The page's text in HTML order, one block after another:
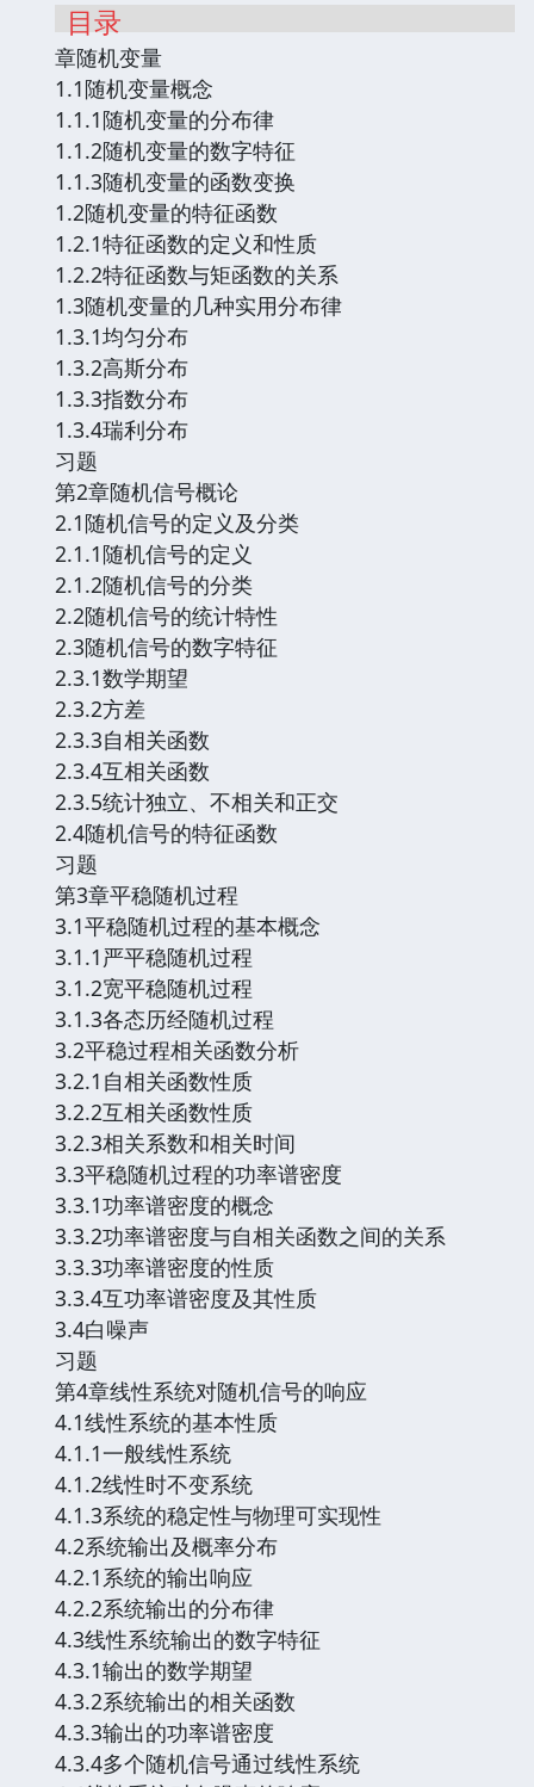
目录
章随机变量
1.1随机变量概念
1.1.1随机变量的分布律
1.1.2随机变量的数字特征
1.1.3随机变量的函数变换
1.2随机变量的特征函数
1.2.1特征函数的定义和性质
1.2.2特征函数与矩函数的关系
1.3随机变量的几种实用分布律
1.3.1均匀分布
1.3.2高斯分布
1.3.3指数分布
1.3.4瑞利分布
习题
第2章随机信号概论
2.1随机信号的定义及分类
2.1.1随机信号的定义
2.1.2随机信号的分类
2.2随机信号的统计特性
2.3随机信号的数字特征
2.3.1数学期望
2.3.2方差
2.3.3自相关函数
2.3.4互相关函数
2.3.5统计独立、不相关和正交
2.4随机信号的特征函数
习题
第3章平稳随机过程
3.1平稳随机过程的基本概念
3.1.1严平稳随机过程
3.1.2宽平稳随机过程
3.1.3各态历经随机过程
3.2平稳过程相关函数分析
3.2.1自相关函数性质
3.2.2互相关函数性质
3.2.3相关系数和相关时间
3.3平稳随机过程的功率谱密度
3.3.1功率谱密度的概念
3.3.2功率谱密度与自相关函数之间的关系
3.3.3功率谱密度的性质
3.3.4互功率谱密度及其性质
3.4白噪声
习题
第4章线性系统对随机信号的响应
4.1线性系统的基本性质
4.1.1一般线性系统
4.1.2线性时不变系统
4.1.3系统的稳定性与物理可实现性
4.2系统输出及概率分布
4.2.1系统的输出响应
4.2.2系统输出的分布律
4.3线性系统输出的数字特征
4.3.1输出的数学期望
4.3.2系统输出的相关函数
4.3.3输出的功率谱密度
4.3.4多个随机信号通过线性系统